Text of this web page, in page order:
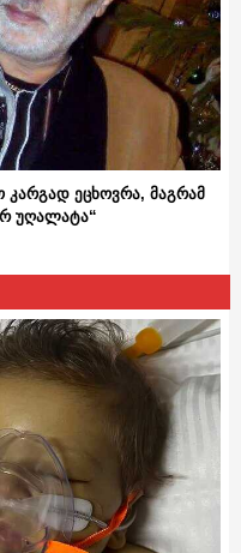
ეცხოვრა, მაგრამ
უღალატა“